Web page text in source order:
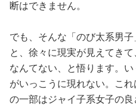
断はできません。
でも、そんな「のび太系男
と、徐々に現実が見えてき
なんてない、と悟ります。
がいっこうに現れない。こ
の一部はジャイ子系女子の良